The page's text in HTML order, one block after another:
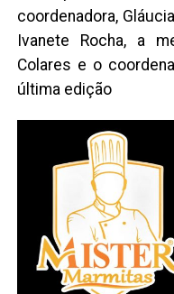
coordenadora,
Ivanete Rocha, a
Colares e o
última edição